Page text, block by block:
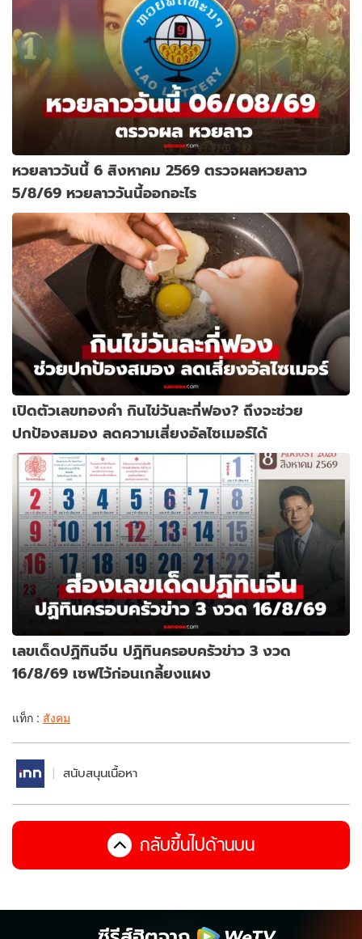
หวยลาววันนี้ 6 สิงหาคม 2569 ตรวจผลหวยลาว
5/8/69 หวยลาววันนี้ออกอะไร
เปิดตัวเลขทองคำ กินไข่วันละกี่ฟอง? ถึงจะช่วย
ปกป้องสมอง ลดความเสี่ยงอัลไซเมอร์ได้
เลขเด็ดปฏิทินจีน ปฏิทินครอบครัวข่าว 3 งวด
16/8/69 เซฟไว้ก่อนเกลี้ยงแผง
แท็ก : สังคม
สนับสนุนเนื้อหา
กลับขึ้นไปด้านบน